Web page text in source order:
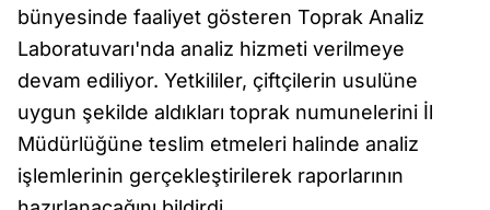
bünyesinde faaliyet gösteren Toprak Analiz
Laboratuvarı'nda analiz hizmeti verilmeye
devam ediliyor. Yetkililer, çiftçilerin usulüne
uygun şekilde aldıkları toprak numunelerini İl
Müdürlüğüne teslim etmeleri halinde analiz
işlemlerinin gerçekleştirilerek raporlarının